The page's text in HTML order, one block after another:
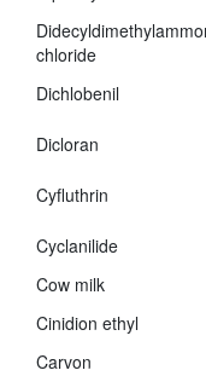
chloride
Dichlobenil
Dicloran
Cyfluthrin
Cyclanilide
Cow milk
Cinidion ethyl
Carvon